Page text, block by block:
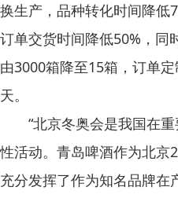
换生产，品种转化时间降低
订单交货时间降低50%，同
由3000箱降至15箱，订单
天。
“北京冬奥会是我国在重
性活动。青岛啤酒作为北京
充分发挥了作为知名品牌在